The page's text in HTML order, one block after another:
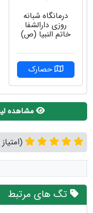
درمانگاه شبانه
روزی دارالشفا
خاتم النبیا (ص)
حصارک
مشاهده
(امتیاز 4.8 | 5319 رای)
تگ های مرتبط